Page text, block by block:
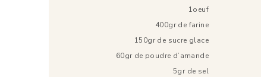
1oeuf
400gr de farine
150gr de sucre glace
60gr de poudre d’amande
5gr de sel